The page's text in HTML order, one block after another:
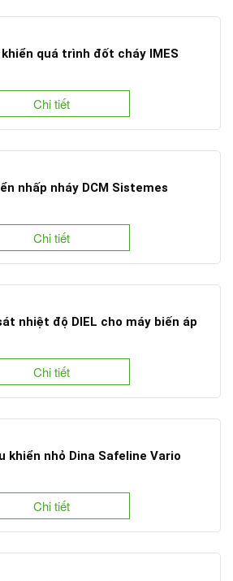
quá trình đốt cháy IMES
Chi tiết
nhấp nháy DCM Sistemes
Chi tiết
nhiệt độ DIEL cho máy biến áp
Chi tiết
khiển nhỏ Dina Safeline Vario
Chi tiết